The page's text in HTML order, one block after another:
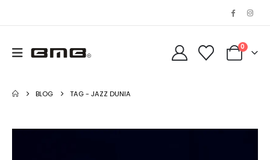
0
BLOG TAG -JAZZ DUNIA